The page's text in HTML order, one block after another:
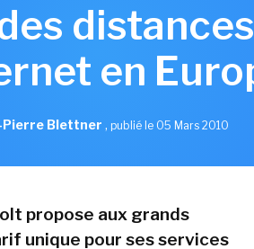
en
Pierre Blettner , publié le 05 Mars 2010
propose aux grands
unique pour ses services